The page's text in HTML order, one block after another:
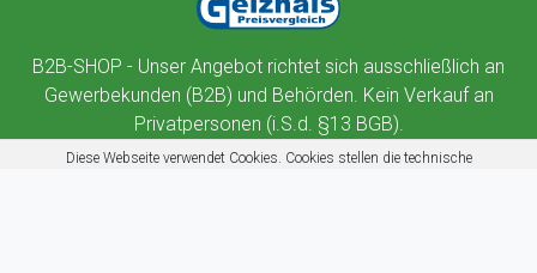
B2B-SHOP - Unser Angebot richtet sich ausschließlich an
Gewerbekunden (B2B) und Behörden. Kein Verkauf an
Privatpersonen (i.S.d. §13 BGB).
Diese Webseite verwendet Cookies. Cookies stellen die technische